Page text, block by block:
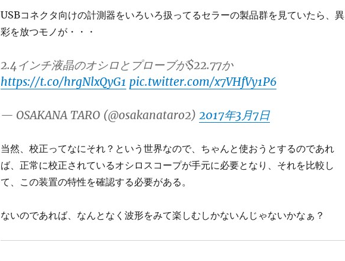
USBコネクタ向けの計測器をいろいろ扱ってるセラーの製品群を見ていたら、異
彩を放つモノが・・・
2.4インチ液晶のオシロとプローブが$22.77か
https://t.co/hrgNlxQyG1 pic.twitter.com/x7VHfVy1P6
— OSAKANA TARO (@osakanataro2) 2017年3月7日
当然、校正ってなにそれ？という世界なので、ちゃんと使おうとするのであれ
ば、正常に校正されているオシロスコープが手元に必要となり、それを比較し
て、この装置の特性を確認する必要がある。
ないのであれば、なんとなく波形をみて楽しむしかないんじゃないかなぁ？